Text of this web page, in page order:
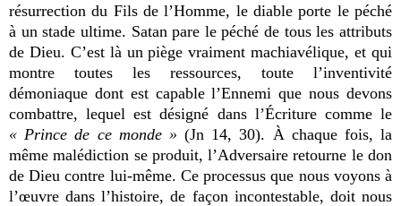
résurrection du Fils de l’Homme, le diable porte le péché
à un stade ultime. Satan pare le péché de tous les attributs
de Dieu. C’est là un piège vraiment machiavélique, et qui
montre toutes les ressources, toute l’inventivité
démoniaque dont est capable l’Ennemi que nous devons
combattre, lequel est désigné dans l’Écriture comme le
« Prince de ce monde » (Jn 14, 30). À chaque fois, la
même malédiction se produit, l’Adversaire retourne le don
de Dieu contre lui-même. Ce processus que nous voyons à
l’œuvre dans l’histoire, de façon incontestable, doit nous